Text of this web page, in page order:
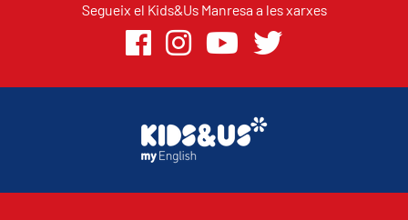
Segueix el Kids&Us Manresa a les xarxes